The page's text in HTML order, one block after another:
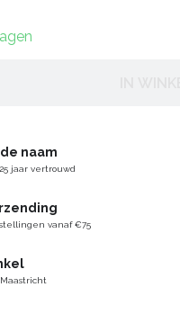
naam
jaar vertrouwd
vanaf €75